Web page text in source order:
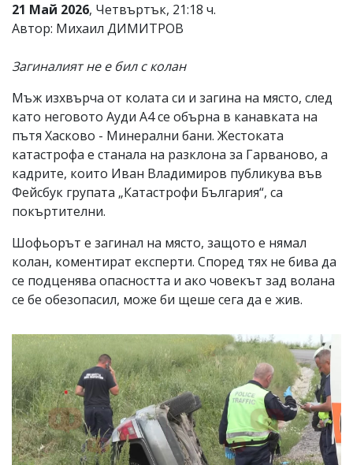
редакцията
не
за
Ако
обиден
за
вас
коментар,
моля
сигнализирайте
ни!
21 Май 2026, Четвъртък, 21:18 ч.
Автор: Михаил ДИМИТРОВ
Загиналият не е бил с колан
Мъж изхвърча от колата си и загина на място, след
като неговото Ауди А4 се обърна в канавката на
пътя Хасково - Минерални бани. Жестоката
катастрофа е станала на разклона за Гарваново, а
кадрите, които Иван Владимиров публикува във
Фейсбук групата „Катастрофи България“, са
покъртителни.
Шофьорът е загинал на място, защото е нямал
колан, коментират експерти. Според тях не бива да
се подценява опасността и ако човекът зад волана
се бе обезопасил, може би щеше сега да е жив.